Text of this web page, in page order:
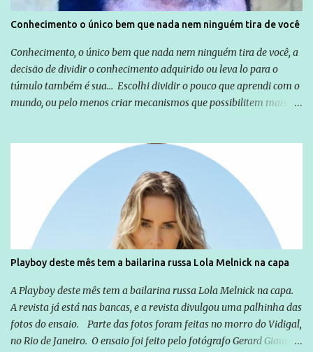
Conhecimento o único bem que nada nem ninguém tira de você
Conhecimento, o único bem que nada nem ninguém tira de você, a
decisão de dividir o conhecimento adquirido ou leva lo para o
túmulo também é sua... Escolhi dividir o pouco que aprendi com o
mundo, ou pelo menos criar mecanismos que possibilitem mais e
empreendedor da comunicação, que além de informação
cotidiana, corriqueira e cada vez mais preocupantes, do tipo que
você já esta acostumado a ver neste espaço, vou trabalhar a ideia
que possibilite distribuir não só informações, mas que gere de
forma consistente a riqueza do conhecimento... Exemplo: o
cidadão brasileiro não precisa só ser informado sobre operações
da Lava Jato, Reformas que podem retirar ou não direitos, ou
quem vai ser preso ou não; é preciso levar até as pessoas, do mais
simples ao mais burguês, o que diz a nossa Constituição, quais são
seus direitos e deveres em ...
Playboy deste mês tem a bailarina russa Lola Melnick na capa
A Playboy deste mês tem a bailarina russa Lola Melnick na capa.
A revista já está nas bancas, e a revista divulgou uma palhinha das
fotos do ensaio. Parte das fotos foram feitas no morro do Vidigal,
no Rio de Janeiro. O ensaio foi feito pelo fotógrafo Gerard Giaume